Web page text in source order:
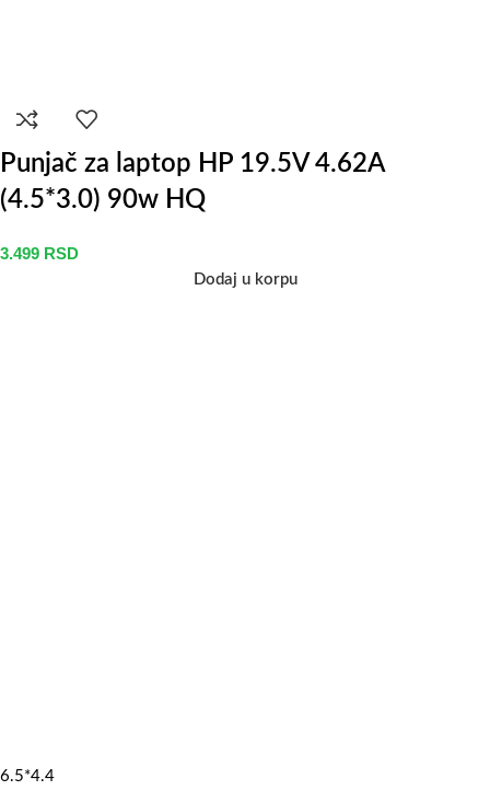
Punjač za laptop HP 19.5V 4.62A
(4.5*3.0) 90w HQ
3.499 RSD
Dodaj u korpu
6.5*4.4